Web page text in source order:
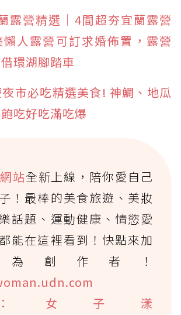
露營精選｜4間超夯宜蘭露營
人露營可訂求婚佈置，露營
環湖腳踏車
市必吃精選美食! 神鯛、地瓜
吃好吃滿吃爆
站全新上線，陪你愛自己
！最棒的美食旅遊、美妝
話題、運動健康、情慾愛
能在這裡看到！快點來加
為創作者！
女子漾